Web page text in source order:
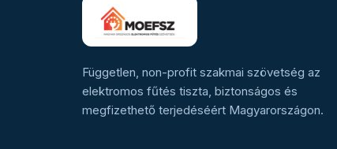
Független, non-profit szakmai szövetség az
elektromos fűtés tiszta, biztonságos és
megfizethető terjedéséért Magyarországon.